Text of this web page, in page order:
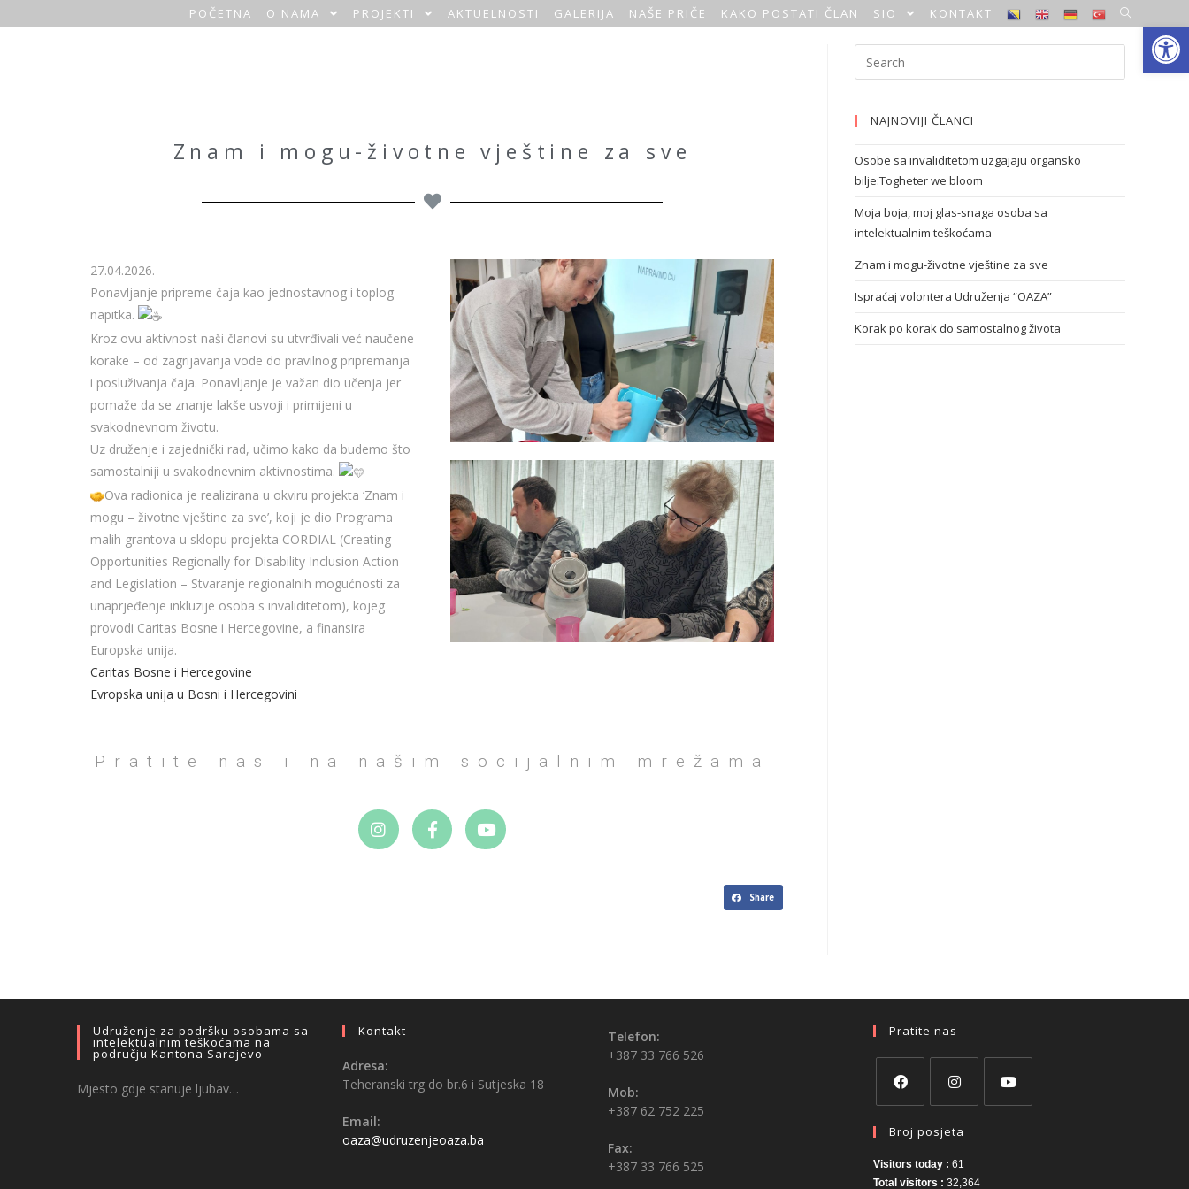
Open toolbar
O
POČETNA O NAMA PROJEKTI AKTUELNOSTI GALERIJA NAŠE PRIČE KAKO POSTATI ČLAN SIO KONTAKT
Znam i mogu-životne vještine za sve
27.04.2026.
Ponavljanje pripreme čaja kao jednostavnog i toplog
napitka.
Kroz ovu aktivnost naši članovi su utvrđivali već naučene
korake – od zagrijavanja vode do pravilnog pripremanja
i posluživanja čaja. Ponavljanje je važan dio učenja jer
pomaže da se znanje lakše usvoji i primijeni u
svakodnevnom životu.
Uz druženje i zajednički rad, učimo kako da budemo što
samostalniji u svakodnevnim aktivnostima.
Ova radionica je realizirana u okviru projekta ‘Znam i
mogu – životne vještine za sve’, koji je dio Programa
malih grantova u sklopu projekta CORDIAL (Creating
Opportunities Regionally for Disability Inclusion Action
and Legislation – Stvaranje regionalnih mogućnosti za
unaprjeđenje inkluzije osoba s invaliditetom), kojeg
provodi Caritas Bosne i Hercegovine, a finansira
Europska unija.
Caritas Bosne i Hercegovine
Evropska unija u Bosni i Hercegovini
Pratite nas i na našim socijalnim mrežama
Share
NAJNOVIJI ČLANCI
Osobe sa invaliditetom uzgajaju organsko
bilje:Togheter we bloom
Moja boja, moj glas-snaga osoba sa
intelektualnim teškoćama
Znam i mogu-životne vještine za sve
Ispraćaj volontera Udruženja “OAZA”
Korak po korak do samostalnog života
Udruženje za podršku osobama sa
intelektualnim teškoćama na
području Kantona Sarajevo
Mjesto gdje stanuje ljubav…
Kontakt
Adresa:
Teheranski trg do br.6 i Sutjeska 18
Email:
oaza@udruzenjeoaza.ba
Telefon:
+387 33 766 526
Mob:
+387 62 752 225
Fax:
+387 33 766 525
Pratite nas
Broj posjeta
Visitors today : 61
Total visitors : 32,364